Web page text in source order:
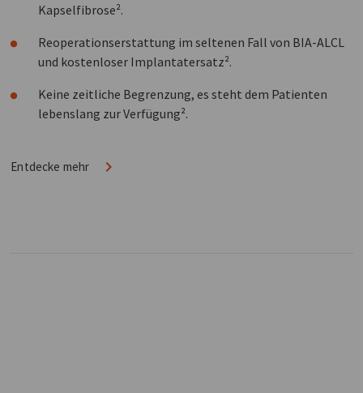
Kapselfibrose².
Reoperationserstattung im seltenen Fall von BIA-ALCL
und kostenloser Implantatersatz².
Keine zeitliche Begrenzung, es steht dem Patienten
lebenslang zur Verfügung².
Entdecke mehr